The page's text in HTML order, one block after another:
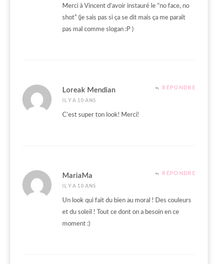
Merci à Vincent d’avoir instauré le “no face, no
shot” (je sais pas si ça se dit mais ça me paraît
pas mal comme slogan :P )
Loreak Mendian
IL Y A 10 ANS
RÉPONDRE
C’est super ton look! Merci!
MariaMa
IL Y A 10 ANS
RÉPONDRE
Un look qui fait du bien au moral ! Des couleurs
et du soleil ! Tout ce dont on a besoin en ce
moment :)